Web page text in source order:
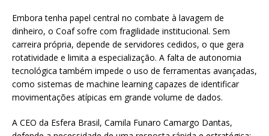
Embora tenha papel central no combate à lavagem de
dinheiro, o Coaf sofre com fragilidade institucional. Sem
carreira própria, depende de servidores cedidos, o que gera
rotatividade e limita a especialização. A falta de autonomia
tecnológica também impede o uso de ferramentas avançadas,
como sistemas de machine learning capazes de identificar
movimentações atípicas em grande volume de dados.
A CEO da Esfera Brasil, Camila Funaro Camargo Dantas,